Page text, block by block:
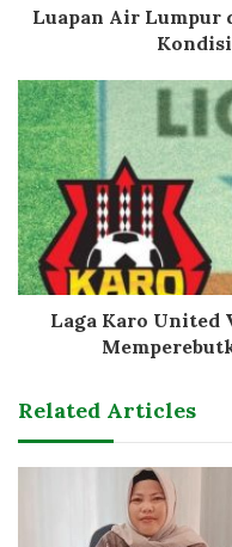
Luapan Air
Laga Karo United
Related Articles